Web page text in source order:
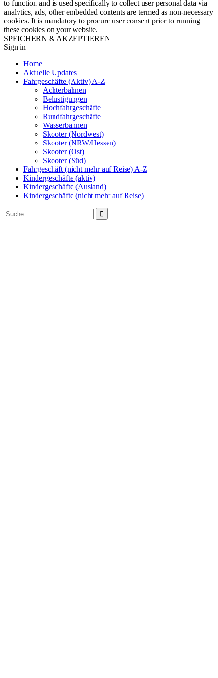
to function and is used specifically to collect user personal data via
analytics, ads, other embedded contents are termed as non-necessary
cookies. It is mandatory to procure user consent prior to running
these cookies on your website.
SPEICHERN & AKZEPTIEREN
Sign in
Home
Aktuelle Updates
Fahrgeschäfte (Aktiv) A-Z
Achterbahnen
Belustigungen
Hochfahrgeschäfte
Rundfahrgeschäfte
Wasserbahnen
Skooter (Nordwest)
Skooter (NRW/Hessen)
Skooter (Ost)
Skooter (Süd)
Fahrgeschäft (nicht mehr auf Reise) A-Z
Kindergeschäfte (aktiv)
Kindergeschäfte (Ausland)
Kindergeschäfte (nicht mehr auf Reise)